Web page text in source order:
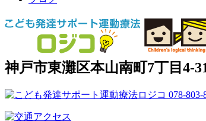
神戸市東灘区本山南町7丁目4-